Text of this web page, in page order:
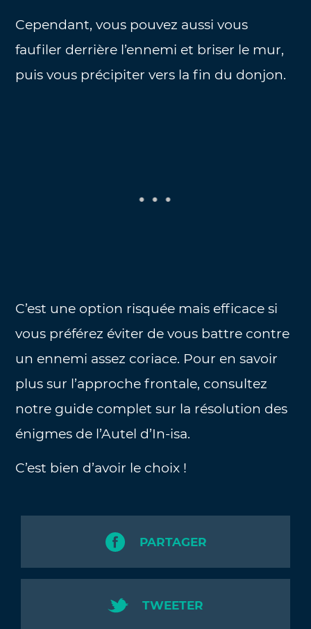
Cependant, vous pouvez aussi vous
faufiler derrière l’ennemi et briser le mur,
puis vous précipiter vers la fin du donjon.
C’est une option risquée mais efficace si
vous préférez éviter de vous battre contre
un ennemi assez coriace. Pour en savoir
plus sur l’approche frontale, consultez
notre guide complet sur la résolution des
énigmes de l’Autel d’In-isa.
C’est bien d’avoir le choix !
PARTAGER
TWEETER